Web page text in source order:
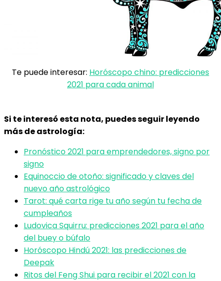
Te puede interesar: Horóscopo chino: predicciones
2021 para cada animal
Si te interesó esta nota, puedes seguir leyendo
más de astrología:
Pronóstico 2021 para emprendedores, signo por
signo
Equinoccio de otoño: significado y claves del
nuevo año astrológico
Tarot: qué carta rige tu año según tu fecha de
cumpleaños
Ludovica Squirru: predicciones 2021 para el año
del buey o búfalo
Horóscopo Hindú 2021: las predicciones de
Deepak
Ritos del Feng Shui para recibir el 2021 con la